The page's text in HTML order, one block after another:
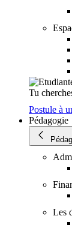
Tu
Postule à
Pédagogie
Les